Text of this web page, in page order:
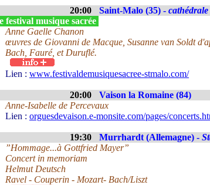
20:00 Saint-Malo (35) - cathédrale
festival musique sacrée
Anne Gaelle Chanon
œuvres de Giovanni de Macque, Susanne van Soldt
Bach, Fauré, et Duruflé.
Lien : www.festivaldemusiquesacree-stmalo.com/
20:00 Vaison la Romaine (84)
Anne-Isabelle de Percevaux
Lien : orguesdevaison.e-monsite.com/pages/
19:30 Murrhardt (Allemagne) -
”Hommage...à Gottfried Mayer”
Concert in memoriam
Helmut Deutsch
Ravel - Couperin - Mozart- Bach/Liszt